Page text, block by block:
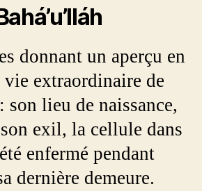
donnant un aperçu en
vie extraordinaire de
son lieu de naissance,
exil, la cellule dans
enfermé pendant
dernière demeure.